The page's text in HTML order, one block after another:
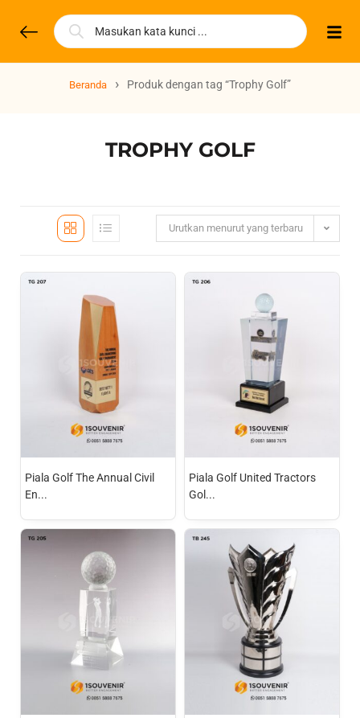
Beranda › Produk dengan tag “Trophy Golf”
TROPHY GOLF
Urutkan menurut yang terbaru
Piala Golf The Annual Civil
En...
Piala Golf United Tractors
Gol...